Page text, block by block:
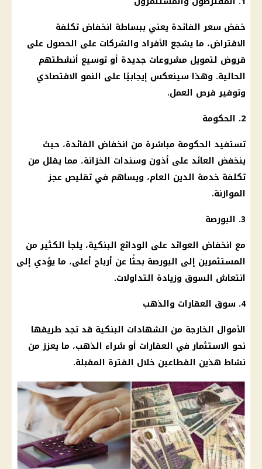
خفض سعر الفائدة يعني ببساطة انخفاض تكلفة
الاقتراض، ما يشجع الأفراد والشركات على الحصول على
قروض لتمويل مشروعات جديدة أو توسيع أنشطتهم
الحالية. وهذا سينعكس إيجابيًا على النمو الاقتصادي
وتوفيرفرص العمل.
2. الحكومة
تستفيد الحكومة مباشرة من انخفاض الفائدة، حيث
ينخفض العائد على أذون وسندات الخزانة، مما يقلل من
تكلفة خدمة الدين العام، ويساهم في تقليص عجز
الموازنة.
3. البورصة
مع انخفاض العوائد على الودائع البنكية، يلجأ الكثير من
المستثمرين إلى البورصة بحثًا عن أرباح أعلى، ما يؤدي إلى
انتعاش السوق وزيادة التداولات.
4. سوق
العقارات والذهب
الأموال الخارجة من الشهادات البنكية قد تجد طريقها
نحو الاستثمار في العقارات أو شراء الذهب، ما يعزز من
نشاط هذين القطاعين خلال الفترة المقبلة.